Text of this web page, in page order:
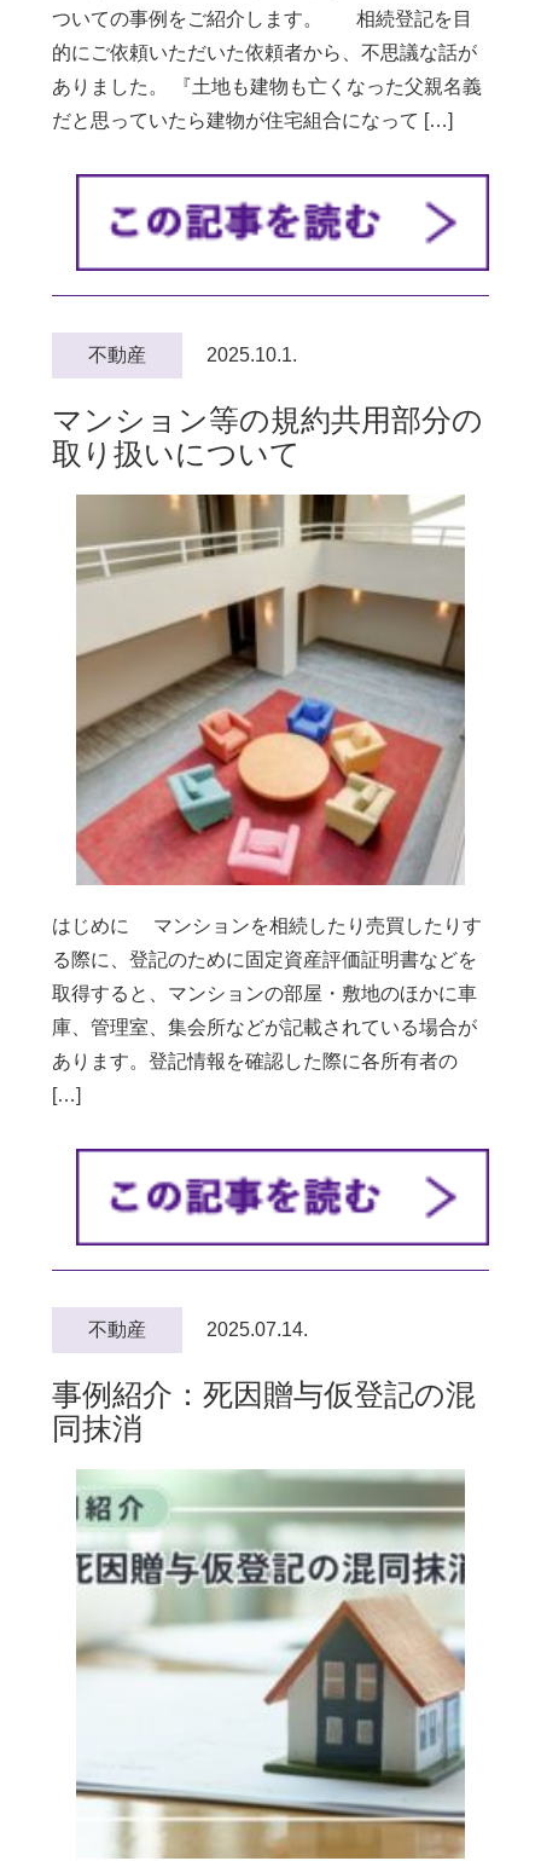
ついての事例をご紹介します。 相続登記を目
的にご依頼いただいた依頼者から、不思議な話が
ありました。 『土地も建物も亡くなった父親名義
だと思っていたら建物が住宅組合になって […]
不動産 2025.10.1.
マンション等の規約共用部分の
取り扱いについて
はじめに マンションを相続したり売買したりす
る際に、登記のために固定資産評価証明書などを
取得すると、マンションの部屋・敷地のほかに車
庫、管理室、集会所などが記載されている場合が
あります。登記情報を確認した際に各所有者の
[…]
不動産 2025.07.14.
事例紹介：死因贈与仮登記の混
同抹消